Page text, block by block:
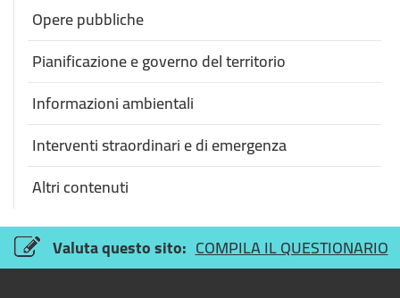
Opere pubbliche
Pianificazione e governo del territorio
Informazioni ambientali
Interventi straordinari e di emergenza
Altri contenuti
Valuta questo sito: COMPILA IL QUESTIONARIO